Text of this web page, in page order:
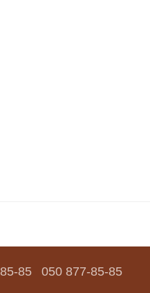
85 050 877-85-85